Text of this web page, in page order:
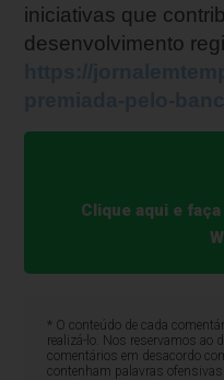
iniciativas que
desenvolvimento
Clique aqui e
* O conteúdo de cada
realizá-lo. Nos reservamos ao
comentários em desacordo
contenham palavras ofensivas.